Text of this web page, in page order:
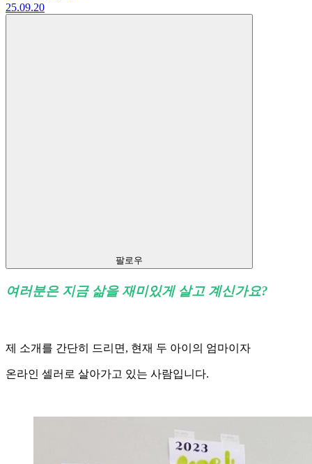
25.09.20
팔로우
여러분은 지금 삶을 재미있게 살고 계신가요?
제 소개를 간단히 드리면, 현재 두 아이의 엄마이자
온라인 셀러로 살아가고 있는 사람입니다.